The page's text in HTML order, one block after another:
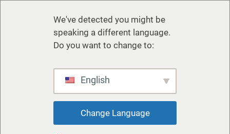
We've detected you might be
speaking a different language.
Do you want to change to:
English
Change Language